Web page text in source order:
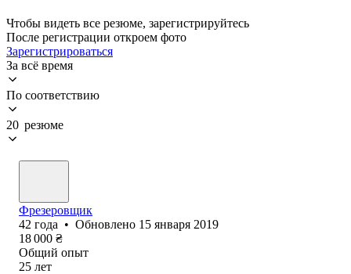
Чтобы видеть все резюме, зарегистрируйтесь
После регистрации откроем фото
Зарегистрироваться
За всё время
По соответствию
20 резюме
Фрезеровщик
42 года • Обновлено 15 января 2019
18 000 ₴
Общий опыт
25 лет